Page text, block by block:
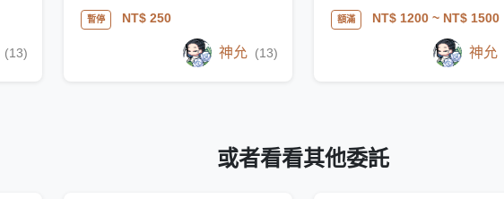
(13)
暫停 NT$ 250
神允 (13)
額滿 NT$ 1200~ NT$ 1500
神允
或者看看其他委託